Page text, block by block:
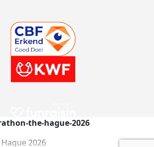
the-hague-2026
2026